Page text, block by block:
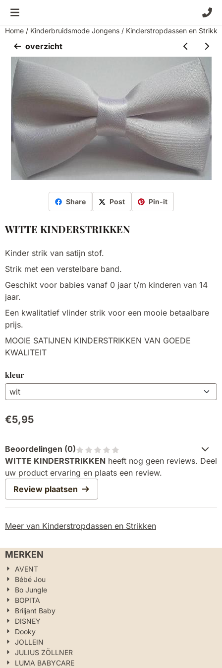
Home / Kinderbruidsmode Jongens / Kinderstropdassen en
overzicht
Share Post Pin-it
WITTE KINDERSTRIKKEN
Kinder strik van satijn stof.
Strik met een verstelbare band.
Geschikt voor babies vanaf 0 jaar t/m kinderen van 14
jaar.
Een kwalitatief vlinder strik voor een mooie betaalbare
prijs.
MOOIE SATIJNEN KINDERSTRIKKEN VAN GOEDE
KWALITEIT
kleur
€5,95
Beoordelingen (0)
WITTE KINDERSTRIKKEN heeft nog geen reviews. Deel
uw product ervaring en plaats een review.
Review plaatsen
Meer van Kinderstropdassen en Strikken
MERKEN
AVENT
Bébé Jou
Bo Jungle
BOPITA
Briljant Baby
DISNEY
Dooky
JOLLEIN
JULIUS ZÖLLNER
LUMA BABYCARE